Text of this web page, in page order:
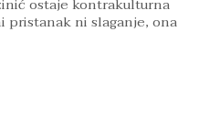
pristanak ni slaganje, ona